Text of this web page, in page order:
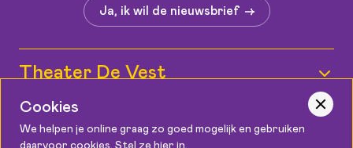
Ja, ik wil de nieuwsbrief
Theater De Vest
Wie zijn wij?
Medewerkers
Informatie
Cookies
We helpen je online graag zo goed mogelijk en gebruiken
daarvoor cookies. Stel ze hier in.